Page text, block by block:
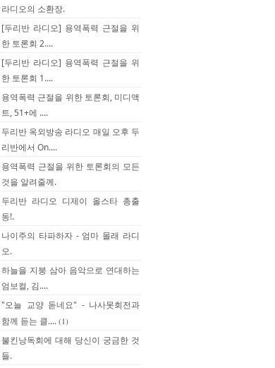
라디오의 소환장.
[두리반 라디오] 용역폭력 근절을 위
한 토론회 2....
[두리반 라디오] 용역폭력 근절을 위
한 토론회 1....
용역폭력 근절을 위한 토론회, 미디액
트, 51+에 ....
두리반 옥외방송 라디오 매일 오후 두
리반에서 On....
용역폭력 근절을 위한 토론회의 모든
것을 알려줄께.
두리반 라디오 디제이 올스타 총출
동!.
나이주의 타파하자 - 엄마 몰래 라디
오.
하늘을 지붕 삼아 음악으로 연대하는
엄보컬, 김....
"오늘 교양 돋네요" - 나사못회전과
함께 듣는 클....(1)
불킨낭독회에 대해 당신이 궁금한 것
들.